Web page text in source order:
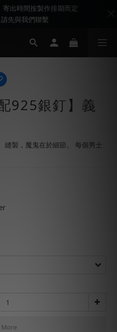
925銀釘】義
縫製，魔鬼在於細節。 每個男士
More
出時間按製作排期而定
先與我們聯繫